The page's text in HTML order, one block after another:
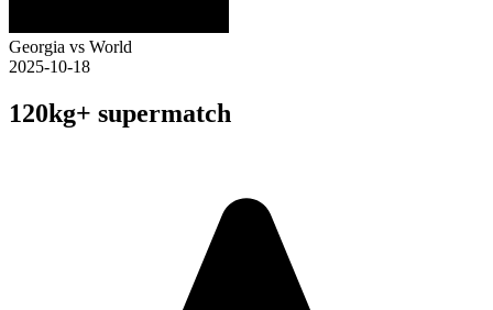
Georgia vs World
2025-10-18
120kg+ supermatch